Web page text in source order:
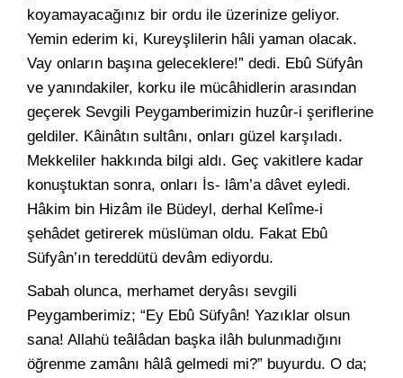
koyamayacağınız bir ordu ile üzerinize geliyor.
Yemin ederim ki, Kureyşlilerin hâli yaman olacak.
Vay onların başına geleceklere!” dedi. Ebû Süfyân
ve yanındakiler, korku ile mücâhidlerin arasından
geçerek Sevgili Peygamberimizin huzûr-i şeriflerine
geldiler. Kâinâtın sultânı, onları güzel karşıladı.
Mekkeliler hakkında bilgi aldı. Geç vakitlere kadar
konuştuktan sonra, onları İs- lâm’a dâvet eyledi.
Hâkim bin Hizâm ile Büdeyl, derhal Kelîme-i
şehâdet getirerek müslüman oldu. Fakat Ebû
Süfyân’ın tereddütü devâm ediyordu.
Sabah olunca, merhamet deryâsı sevgili
Peygamberimiz; “Ey Ebû Süfyân! Yazıklar olsun
sana! Allahü teâlâdan başka ilâh bulunmadığını
öğrenme zamânı hâlâ gelmedi mi?” buyurdu. O da;